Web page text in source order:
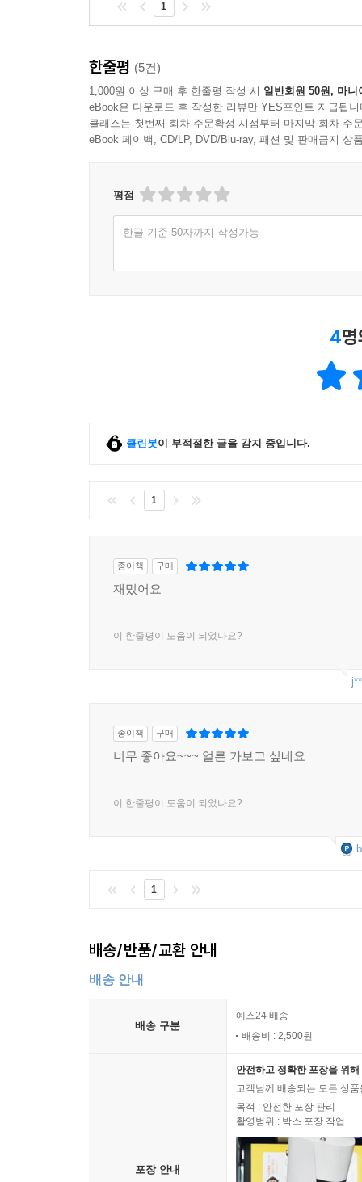
우도와 마라도 이야기까지, 풍성하게 펼쳐지는
1
한줄평 (5건)
1,000원 이상 구매 후 한줄평 작성 시 일반회원 50원, 마니
eBook은 다운로드 후 작성한 리뷰만 YES포인트 지급됩니
클래스는 첫번째 회차 주문확정 시점부터 마지막 회차 주
eBook 페이백, CD/LP, DVD/Blu-ray, 패션 및 판매금지 상
평점
한글 기준 50자까지 작성가능
4
클린봇이 부적절한 글을 감지 중입니다.
1
종이책 구매
재밌어요
이 한줄평이 도움이 되었나요?
종이책 구매
너무 좋아요~~~ 얼른 가보고 싶네요
이 한줄평이 도움이 되었나요?
1
배송/반품/교환 안내
배송 안내
배송 구분
예스24 배송
배송비 : 2,500원
포장 안내
안전하고 정확한 포장을 위
고객님께 배송되는 모든 상
목적 : 안전한 포장 관리
촬영범위 : 박스 포장 작업